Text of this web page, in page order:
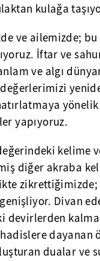
kulağa
ve ailemizde; bu
İftar ve
ve algı
yapıyoruz.
kelime
diğer akraba
zikrettiğimizde;
Divan
devirlerden
dayanan
dualar ve